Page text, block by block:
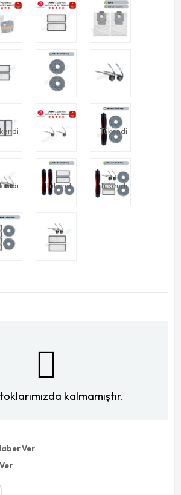
Tükendi
Tükendi Tükendi
kalmamıştır.
Ver